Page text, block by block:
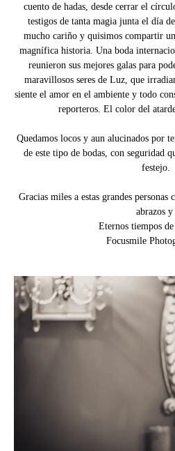
cuento de hadas, desde cerrar el
testigos de tanta magia junta el día
mucho cariño y quisimos compartir
magnífica historia. Una boda
reunieron sus mejores galas para
maravillosos seres de Luz, que
siente el amor en el ambiente y todo
reporteros. El color del
Quedamos locos y aun alucinados por
de este tipo de bodas, con seguridad
festejo.
Gracias miles a estas grandes
abrazos y
Eternos tiempos
Focusmile